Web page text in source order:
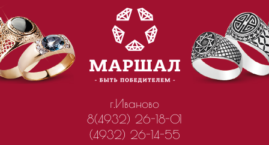
г.Иваново
8(4932) 26-18-01
(4932) 26-14-55